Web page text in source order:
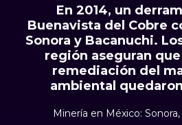
En 2014, un
Buenavista del Cobre
Sonora y Bacanuchi.
región aseguran
remediación del
ambiental
Minería en México: